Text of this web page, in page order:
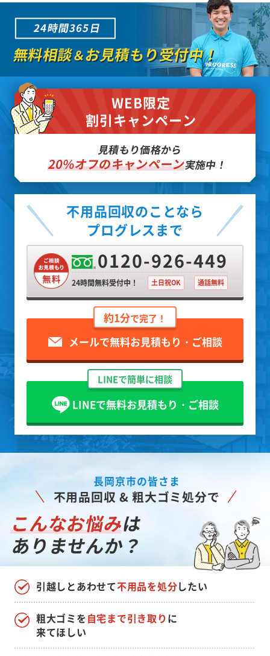
24時間365日
無料相談＆お見積もり受付中！
WEB限定
割引キャンペーン
見積もり価格から
20%オフのキャンペーン実施中！
不用品回収のことなら
プログレスまで
0120-926-449
24時間無料受付中！ 土日祝OK 通話無料
約1分で完了！
メールで無料お見積もり・ご相談
LINEで簡単に相談
LINEで無料お見積もり・ご相談
長岡京市の皆さま
不用品回収 & 粗大ゴミ処分で
こんなお悩みは
ありませんか？
引越しとあわせて不用品を処分したい
粗大ゴミを自宅まで引き取り に
来てほしい